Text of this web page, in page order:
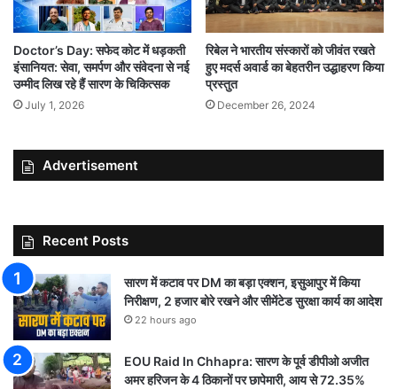
Doctor’s Day: सफेद कोट में धड़कती
इंसानियत: सेवा, समर्पण और संवेदना से नई
उम्मीद लिख रहे हैं सारण के चिकित्सक
July 1, 2026
रिबेल ने भारतीय संस्कारों को जीवंत रखते
हुए मदर्स अवार्ड का बेहतरीन उद्धाहरण किया
प्रस्तुत
December 26, 2024
Advertisement
Recent Posts
सारण में कटाव पर DM का बड़ा एक्शन, इसुआपुर में किया
निरीक्षण, 2 हजार बोरे रखने और सीमेंटेड सुरक्षा कार्य का आदेश
22 hours ago
EOU Raid In Chhapra: सारण के पूर्व डीपीओ अजीत
अमर हरिजन के 4 ठिकानों पर छापेमारी, आय से 72.35%